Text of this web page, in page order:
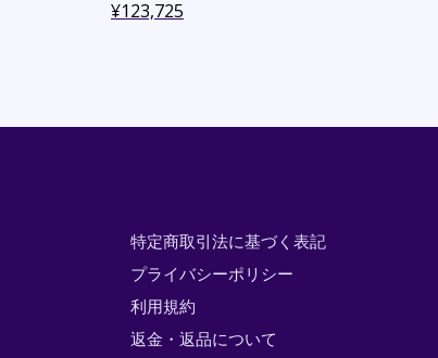
¥123,725
特定商取引法に基づく表記
プライバシーポリシー
利用規約
返金・返品について